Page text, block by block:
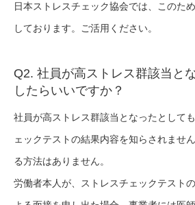
日本ストレスチェック協会では、このた
しております。ご活用ください。
Q2. 社員が高ストレス群該当と
したらいいですか？
社員が高ストレス群該当となったとして
ェックテストの結果内容を知らされませ
る方法はありません。
労働者本人が、ストレスチェックテスト